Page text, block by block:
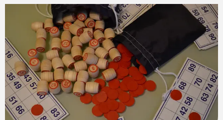
FMA – Loto Solidaire – association BASIC
(Châtelaillon-Plage) #4684371